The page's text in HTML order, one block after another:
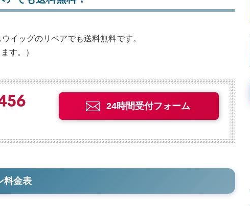
イッグのリペアでも送料無料です。
す。）
24時間受付フォーム
料金表